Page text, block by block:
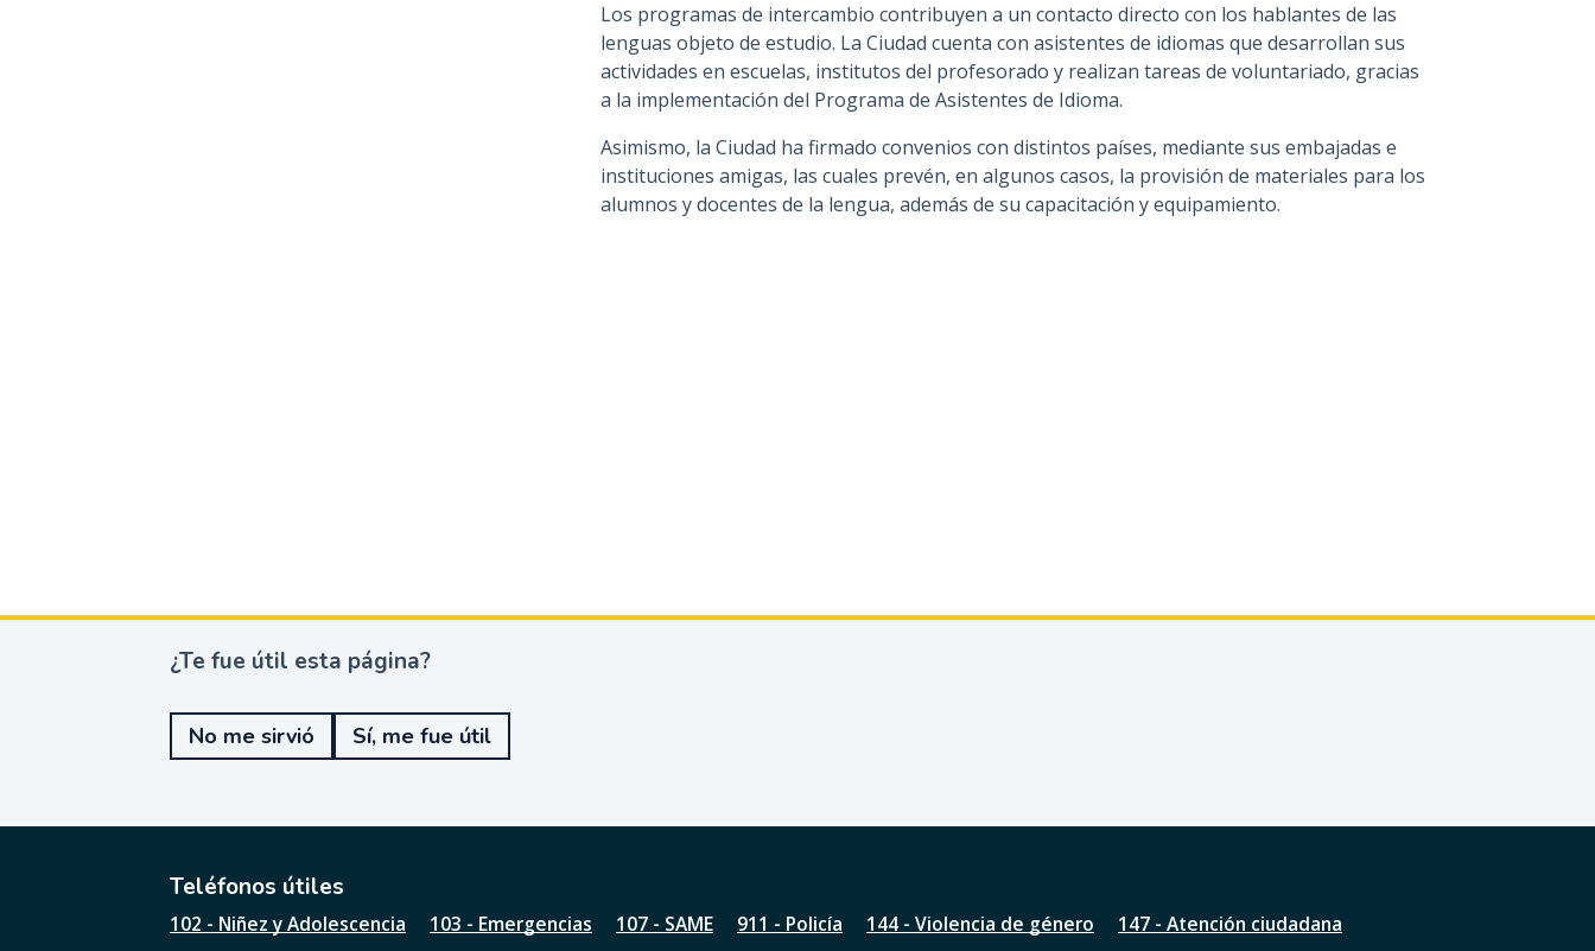
a
l
Los programas de intercambio contribuyen a un contacto directo con los hablantes de las
lenguas objeto de estudio. La Ciudad cuenta con asistentes de idiomas que desarrollan sus
actividades en escuelas, institutos del profesorado y realizan tareas de voluntariado, gracias
a la implementación del Programa de Asistentes de Idioma.
Asimismo, la Ciudad ha firmado convenios con distintos países, mediante sus embajadas e
instituciones amigas, las cuales prevén, en algunos casos, la provisión de materiales para los
alumnos y docentes de la lengua, además de su capacitación y equipamiento.
¿
e
u
t
l
s
¿Te fue útil esta página?
No me sirvió Sí, me fue útil
Teléfonos útiles
102 - Niñez y Adolescencia 103 - Emergencias 107 - SAME 911 - Policía 144 - Violencia de género 147 - Atención ciudadana